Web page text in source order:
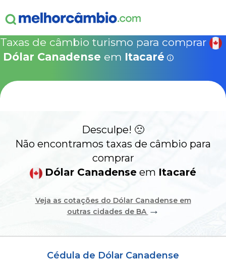
15% Seguro Viagem 15% Proteção de Bagagem
NOVA COTAÇÃO
CONTA INTERNACIONAL NOVO
Acesse sua conta:
BROKER DE OFERTAS
ou cadastre-se se ainda não tem registro:
Taxas de câmbio turismo para comprar
Dólar Canadense em Itacaré
Desculpe! 🙁
Não encontramos taxas de câmbio para
comprar
Dólar Canadense em Itacaré
Veja as cotações do Dólar Canadense em
outras cidades de BA →
Cédula de Dólar Canadense